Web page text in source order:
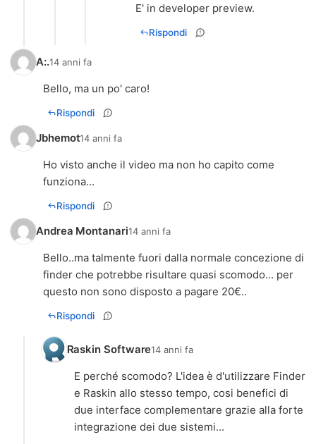
E' in developer preview.
Rispondi
A:.14 anni fa
Bello, ma un po' caro!
Rispondi
Jbhemot14 anni fa
Ho visto anche il video ma non ho capito come
funziona...
Rispondi
Andrea Montanari14 anni fa
Bello..ma talmente fuori dalla normale concezione di
finder che potrebbe risultare quasi scomodo... per
questo non sono disposto a pagare 20€..
Rispondi
Raskin Software14 anni fa
E perché scomodo? L'idea è d'utilizzare Finder
e Raskin allo stesso tempo, cosi benefici di
due interface complementare grazie alla forte
integrazione dei due sistemi...